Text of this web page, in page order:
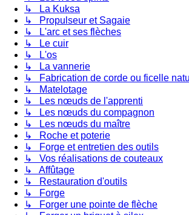
↳ La Kuksa
↳ Propulseur et Sagaie
↳ L'arc et ses flèches
↳ Le cuir
↳ L'os
↳ La vannerie
↳ Fabrication de corde ou ficelle
↳ Matelotage
↳ Les nœuds de l'apprenti
↳ Les nœuds du compagnon
↳ Les nœuds du maître
↳ Roche et poterie
↳ Forge et entretien des outils
↳ Vos réalisations de couteaux
↳ Affûtage
↳ Restauration d'outils
↳ Forge
↳ Forger une pointe de flèche